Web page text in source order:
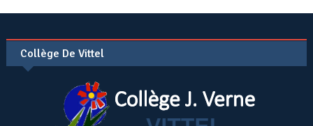
Collège De Vittel